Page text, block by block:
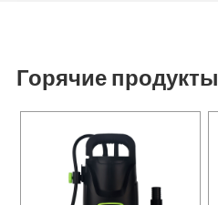
Горячие продукты